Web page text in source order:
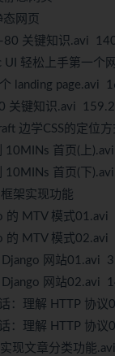
网页
关键知识.avi
轻松上手第一个
landing page.avi
键知识.avi
边学CSS的定位方
首页(上
首页(下
架实现功能
的 MTV 模式01.avi
的 MTV 模式02.avi
网站01.avi
网站02.avi
：理解 HTTP 协议
：理解 HTTP 协议
现文章分类功能